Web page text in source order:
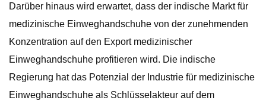
Darüber hinaus wird erwartet, dass der indische Markt für
medizinische Einweghandschuhe von der zunehmenden
Konzentration auf den Export medizinischer
Einweghandschuhe profitieren wird. Die indische
Regierung hat das Potenzial der Industrie für medizinische
Einweghandschuhe als Schlüsselakteur auf dem